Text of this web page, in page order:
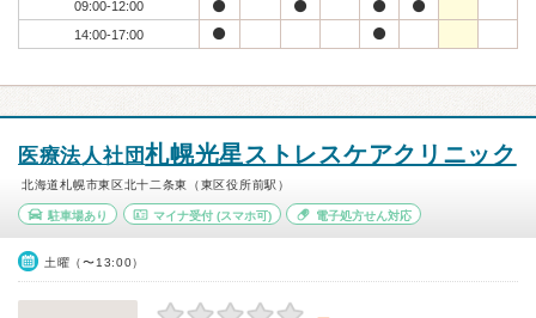
09:00-12:00
14:00-17:00
医療法人社団札幌光星ストレスケアクリニック
北海道札幌市東区北十二条東（東区役所前駅）
駐車場あり マイナ受付(スマホ可) 電子処方せん対応
土曜（〜13:00）